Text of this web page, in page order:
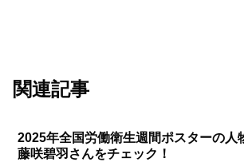
関連記事
2025年全国労働衛生週間ポスターの人
藤咲碧羽さんをチェック！